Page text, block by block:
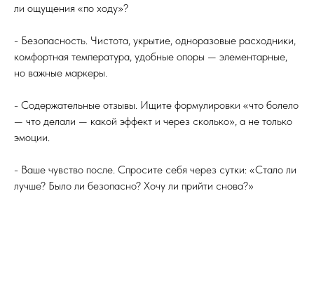
ли ощущения «по ходу»?
- Безопасность. Чистота, укрытие, одноразовые расходники,
комфортная температура, удобные опоры — элементарные,
но важные маркеры.
- Содержательные отзывы. Ищите формулировки «что болело
— что делали — какой эффект и через сколько», а не только
эмоции.
- Ваше чувство после. Спросите себя через сутки: «Стало ли
лучше? Было ли безопасно? Хочу ли прийти снова?»